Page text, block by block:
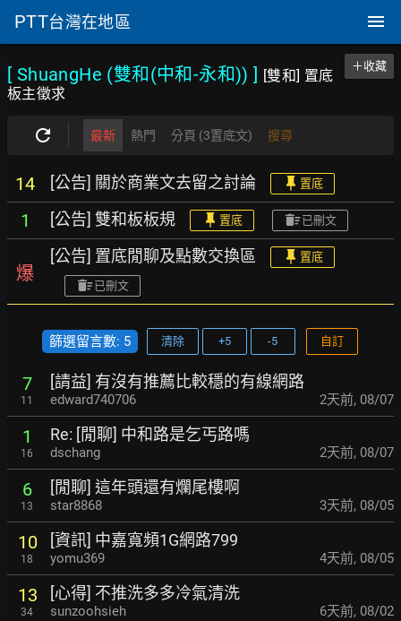
PTT台灣在地區
[ ShuangHe (雙和(中和-永和)) ]
[雙和] 置底
板主徵求
＋收藏
最新 熱門 分頁 (3置底文) 搜尋
14 [公告] 關於商業文去留之討論 置底
1 [公告] 雙和板板規 置底 已刪文
爆
[公告] 置底閒聊及點數交換區 置底
已刪文
篩選留言數: 5 清除 +5 -5 自訂
7
11
[請益] 有沒有推薦比較穩的有線網路
edward740706 2天前, 08/07
1
16
Re: [閒聊] 中和路是乞丐路嗎
dschang 2天前, 08/07
6
13
[閒聊] 這年頭還有爛尾樓啊
star8868 3天前, 08/05
10
18
[資訊] 中嘉寬頻1G網路799
yomu369 4天前, 08/05
13
34
[心得] 不推洗多多冷氣清洗
sunzoohsieh 6天前, 08/02